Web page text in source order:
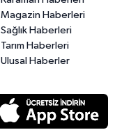
Magazin Haberleri
Sağlık Haberleri
Tarım Haberleri
Ulusal Haberler